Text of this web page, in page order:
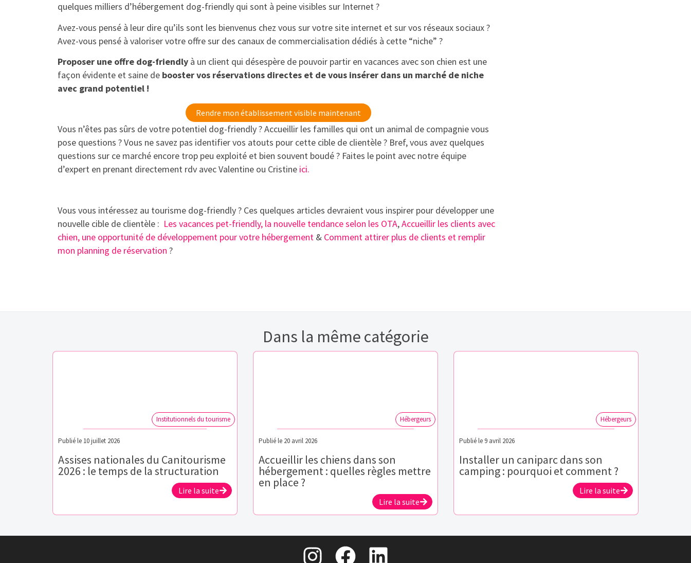
quelques milliers d’hébergement dog-friendly qui sont à peine visibles sur Internet ?
Avez-vous pensé à leur dire qu’ils sont les bienvenus chez vous sur votre site internet et sur vos réseaux sociaux ?
Avez-vous pensé à valoriser votre offre sur des canaux de commercialisation dédiés à cette “niche” ?
Proposer une offre dog-friendly à un client qui désespère de pouvoir partir en vacances avec son chien est une
façon évidente et saine de booster vos réservations directes et de vous insérer dans un marché de niche
avec grand potentiel !
Rendre mon établissement visible maintenant
Vous n’êtes pas sûrs de votre potentiel dog-friendly ? Accueillir les familles qui ont un animal de compagnie vous
pose questions ? Vous ne savez pas identifier vos atouts pour cette cible de clientèle ? Bref, vous avez quelques
questions sur ce marché encore trop peu exploité et bien souvent boudé ? Faites le point avec notre équipe
d’expert en prenant directement rdv avec Valentine ou Cristine ici.
Vous vous intéressez au tourisme dog-friendly ? Ces quelques articles devraient vous inspirer pour développer une
nouvelle cible de clientèle : Les vacances pet-friendly, la nouvelle tendance selon les OTA,Accueillir les clients avec
chien, une opportunité de développement pour votre hébergement & Comment attirer plus de clients et remplir
mon planning de réservation ?
Dans la même catégorie
Institutionnels du tourisme
Publié le 10 juillet 2026
Assises nationales du Canitourisme
2026 : le temps de la structuration
Lire la suite
Hébergeurs
Publié le 20 avril 2026
Accueillir les chiens dans son
hébergement : quelles règles mettre
en place ?
Lire la suite
Hébergeurs
Publié le 9 avril 2026
Installer un caniparc dans son
camping : pourquoi et comment ?
Lire la suite